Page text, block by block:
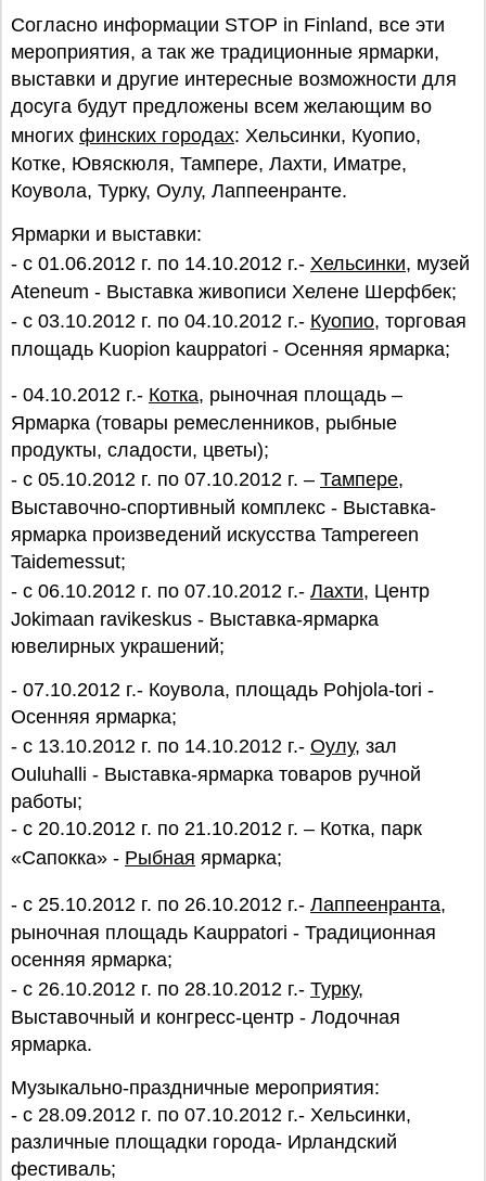
Согласно информации STOP in Finland, все эти
мероприятия, а так же традиционные ярмарки,
выставки и другие интересные возможности для
досуга будут предложены всем желающим во
многих финских городах: Хельсинки, Куопио,
Котке, Ювяскюля, Тампере, Лахти, Иматре,
Коувола, Турку, Оулу, Лаппеенранте.
Ярмарки и выставки:
- с 01.06.2012 г. по 14.10.2012 г.- Хельсинки, музей
Ateneum - Выставка живописи Хелене Шерфбек;
- с 03.10.2012 г. по 04.10.2012 г.- Куопио, торговая
площадь Kuopion kauppatori - Осенняя ярмарка;
- 04.10.2012 г.- Котка, рыночная площадь –
Ярмарка (товары ремесленников, рыбные
продукты, сладости, цветы);
- с 05.10.2012 г. по 07.10.2012 г. – Тампере,
Выставочно-спортивный комплекс - Выставка-
ярмарка произведений искусства Tampereen
Taidemessut;
- с 06.10.2012 г. по 07.10.2012 г.- Лахти, Центр
Jokimaan ravikeskus - Выставка-ярмарка
ювелирных украшений;
- 07.10.2012 г.- Коувола, площадь Pohjola-tori -
Осенняя ярмарка;
- с 13.10.2012 г. по 14.10.2012 г.- Оулу, зал
Ouluhalli - Выставка-ярмарка товаров ручной
работы;
- с 20.10.2012 г. по 21.10.2012 г. – Котка, парк
«Сапокка» - Рыбная ярмарка;
- с 25.10.2012 г. по 26.10.2012 г.- Лаппеенранта,
рыночная площадь Kauppatori - Традиционная
осенняя ярмарка;
- с 26.10.2012 г. по 28.10.2012 г.- Турку,
Выставочный и конгресс-центр - Лодочная
ярмарка.
Музыкально-праздничные мероприятия:
- с 28.09.2012 г. по 07.10.2012 г.- Хельсинки,
различные площадки города- Ирландский
фестиваль;